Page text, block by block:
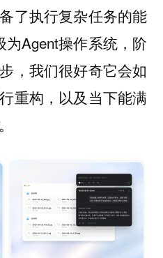
了执行复杂任务的能
为Agent操作系统，阶
，我们很好奇它会如
重构，以及当下能满